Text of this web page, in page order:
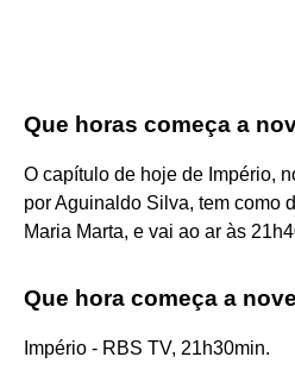
Que horas começa a
O capítulo de hoje de Império,
por Aguinaldo Silva, tem como
Maria Marta, e vai ao ar às
Que hora começa a
Império - RBS TV, 21h30min.